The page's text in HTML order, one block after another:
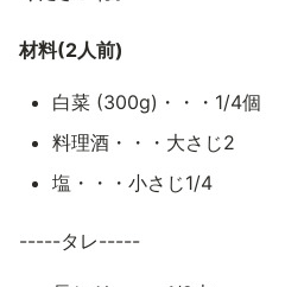
材料(2人前)
白菜 (300g)・・・1/4個
料理酒・・・大さじ2
塩・・・小さじ1/4
-----タレ-----